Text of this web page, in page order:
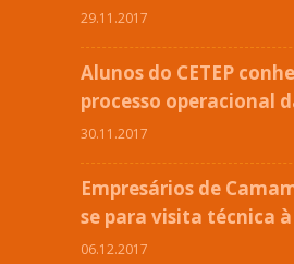
29.11.2017
Alunos do CETEP
processo operacional
30.11.2017
Empresários de
se para visita técnica à
06.12.2017